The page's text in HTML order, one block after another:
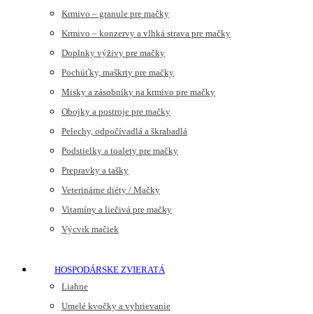
Krmivo – granule pre mačky
Krmivo – konzervy a vlhká strava pre mačky
Doplnky výživy pre mačky
Pochúťky, maškrty pre mačky
Misky a zásobníky na krmivo pre mačky
Obojky a postroje pre mačky
Pelechy, odpočívadlá a škrabadlá
Podstielky a toalety pre mačky
Prepravky a tašky
Veterinárne diéty / Mačky
Vitamíny a liečivá pre mačky
Výcvik mačiek
HOSPODÁRSKE ZVIERATÁ
Liahne
Umelé kvočky a vyhrievanie